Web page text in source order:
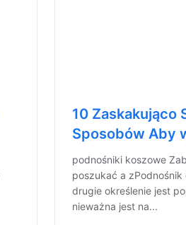
10 Zaskakująco
Sposobów Aby
podnośniki koszowe
poszukać a
drugie określenie jest
nieważna jest na...